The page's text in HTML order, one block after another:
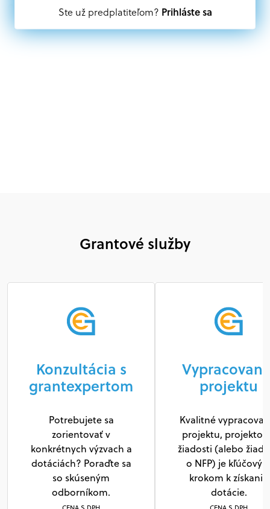
Oprávnení partneri:
Akákoľvek právnická osoba, t. j. verejný alebo súkromný
subjekt, komerčný alebo nekomerčný, ako aj
Ste už predplatiteľom? Prihláste sa
Grantové služby
Konzultácia s
grantexpertom
Potrebujete sa
zorientovať v
konkrétnych výzvach a
dotáciách? Poraďte sa
so skúseným
odborníkom.
projektu
Kvalitné
projektu,
žiadosti (alebo
o NFP) je
krokom k získaniu
dotácie.